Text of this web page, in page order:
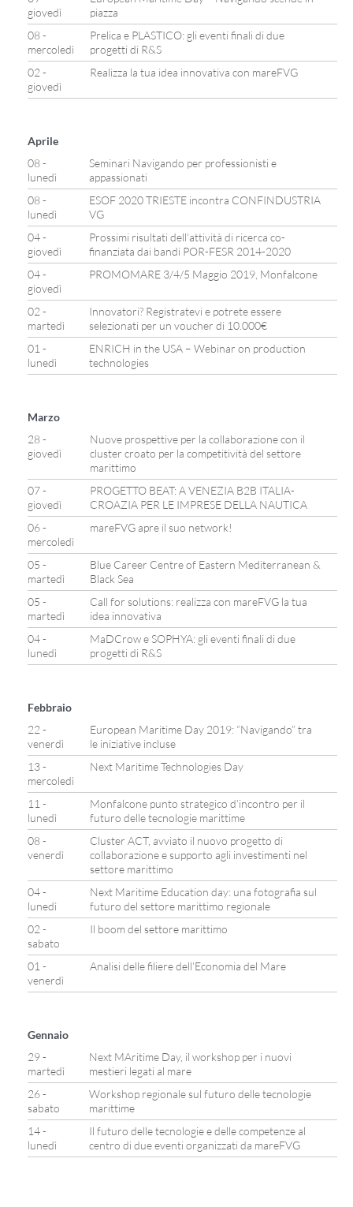
giovedì
piazza
08 -
mercoledì
Prelica e PLASTICO: gli eventi finali di due
progetti di R&S
02 -
giovedì
Realizza la tua idea innovativa con mareFVG
Aprile
08 -
lunedì
Seminari Navigando per professionisti e
appassionati
08 -
lunedì
ESOF 2020 TRIESTE incontra CONFINDUSTRIA
VG
04 -
giovedì
Prossimi risultati dell’attività di ricerca co-
finanziata dai bandi POR-FESR 2014-2020
04 -
giovedì
PROMOMARE 3/4/5 Maggio 2019, Monfalcone
02 -
martedì
Innovatori? Registratevi e potrete essere
selezionati per un voucher di 10.000€
01 -
lunedì
ENRICH in the USA – Webinar on production
technologies
Marzo
28 -
giovedì
Nuove prospettive per la collaborazione con il
cluster croato per la competitività del settore
marittimo
07 -
giovedì
PROGETTO BEAT: A VENEZIA B2B ITALIA-
CROAZIA PER LE IMPRESE DELLA NAUTICA
06 -
mercoledì
mareFVG apre il suo network!
05 -
martedì
Blue Career Centre of Eastern Mediterranean &
Black Sea
05 -
martedì
Call for solutions: realizza con mareFVG la tua
idea innovativa
04 -
lunedì
MaDCrow e SOPHYA: gli eventi finali di due
progetti di R&S
Febbraio
22 -
venerdì
European Maritime Day 2019: “Navigando” tra
le iniziative incluse
13 -
mercoledì
Next Maritime Technologies Day
11 -
lunedì
Monfalcone punto strategico d’incontro per il
futuro delle tecnologie marittime
08 -
venerdì
Cluster ACT, avviato il nuovo progetto di
collaborazione e supporto agli investimenti nel
settore marittimo
04 -
lunedì
Next Maritime Education day: una fotografia sul
futuro del settore marittimo regionale
02 -
sabato
Il boom del settore marittimo
01 -
venerdì
Analisi delle filiere dell’Economia del Mare
Gennaio
29 -
martedì
Next MAritime Day, il workshop per i nuovi
mestieri legati al mare
26 -
sabato
Workshop regionale sul futuro delle tecnologie
marittime
14 -
lunedì
Il futuro delle tecnologie e delle competenze al
centro di due eventi organizzati da mareFVG